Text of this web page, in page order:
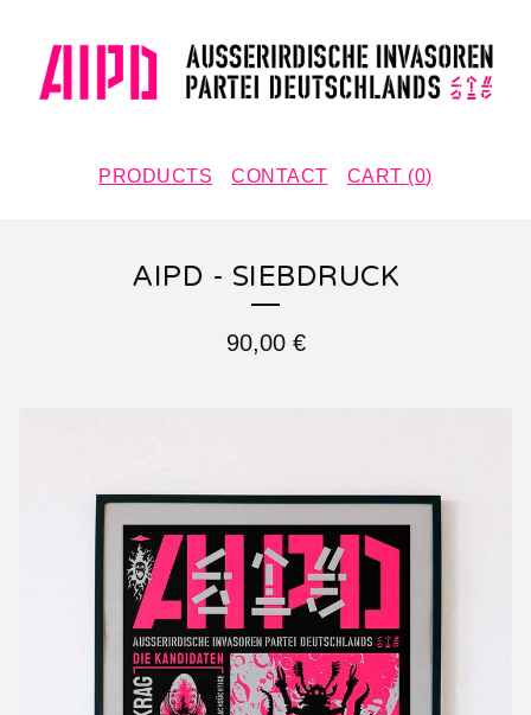
PRODUCTS CONTACT CART (0)
AIPD - SIEBDRUCK
90,00 €